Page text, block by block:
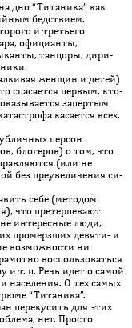
дно “Титаника” как
бедствием.
и третьего
официанты,
танцоры, ди­ри­
женщин и детей)
спасается первым, кто-
запертым
касается всех.
персон
блогеров) о том, что
(или не
без преувеличения си­
себе (методом
что претерпевают
интересные люди,
промерзших девяти- и
возможности ни
воспользоваться
и т. п. Речь идет о самой
населения. О тех самых
“Титаника”.
перекусить для этих
нет. Просто